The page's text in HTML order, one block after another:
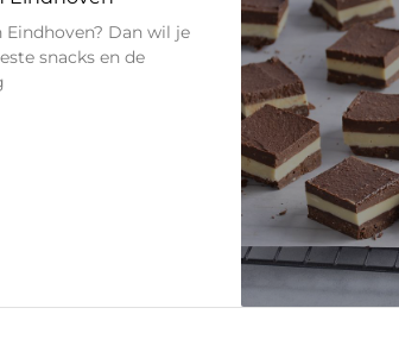
Eindhoven? Dan wil je
snacks en de